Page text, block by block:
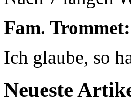
Fam.
Ich glaube, so
Neueste